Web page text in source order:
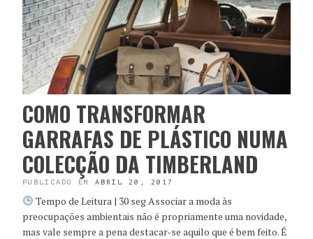
COMO TRANSFORMAR
GARRAFAS DE PLÁSTICO NUMA
COLECÇÃO DA TIMBERLAND
PUBLICADO EM ABRIL 20, 2017
Tempo de Leitura | 30 seg Associar a moda às
preocupações ambientais não é propriamente uma novidade,
mas vale sempre a pena destacar-se aquilo que é bem feito. É